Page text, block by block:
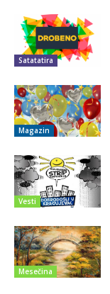
Satatatira
Magazin
Vesti
Mesečina